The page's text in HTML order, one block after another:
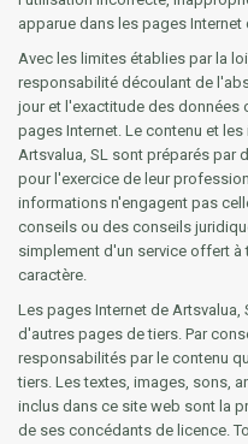
apparue dans les pages Internet
Avec les limites établies par la
responsabilité découlant de
jour et l'exactitude des
pages Internet. Le contenu et
Artsvalua, SL sont préparés par
pour l'exercice de leur
informations n'engagent pas
conseils ou des conseils
simplement d'un service offert
caractère.
Les pages Internet de
d'autres pages de tiers. Par
responsabilités par le contenu
tiers. Les textes, images, sons,
inclus dans ce site web sont la
de ses concédants de licence.